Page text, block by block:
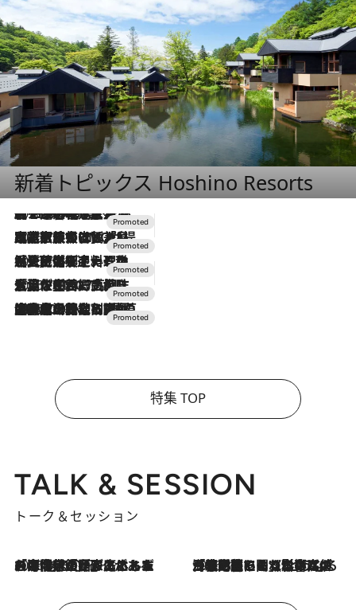
新着トピックス Hoshino Resorts
2026.8.7
【トンボの足水浴】ヒノキの香りに包まれて涼感マックス！約13℃の湧水かけ流しを避暑地「星野温泉 トンボの湯」で体験
2026.7.31
【ホテル帰省】という選択肢をOMOが提案。家族とほどよい距離を保つには「昼は実家、夜は気兼ねなくホテルで！」
2026.7.24
【夏限定ディナーコース】旬を迎える稚鮎や花ズッキーニなどをイタリア・トスカーナの郷土料理の手法で満喫！
2026.7.17
「土佐和ハーブかき氷」がOMO7高知に登場！生姜、山椒、大葉など目にも舌にも涼を呼ぶ郷土の味
2026.7.10
NEW OPEN！【界 草津】名湯の地に誕生。趣の異なる2種の温泉と上州ならではの会席・蕎麦割烹など美食を味わう究極の癒やし旅
特集 TOP
TALK & SESSION
トーク＆セッション
2026.8.3
「今後値上げがあるとすれば…」「リスクがあるのは今年の冬」エネルギー専門家が語る、ホルムズ海峡封鎖が家庭にもたらす“ある心配” 2026.8.3
「住宅建てられない…」「サーチャージ料の高値が続いている」ホルムズ海峡封鎖による影響はいつまで続く？《エネルギー専門家に聞く“どうなる日本の暮らし”》